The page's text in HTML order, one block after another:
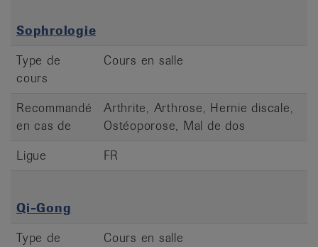
Sophrologie
Type de
cours
Cours en salle
Recommandé
en cas de
Arthrite, Arthrose, Hernie discale,
Ostéoporose, Mal de dos
Ligue
FR
Qi-Gong
Type de
Cours en salle